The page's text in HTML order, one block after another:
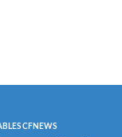
CFNEWS